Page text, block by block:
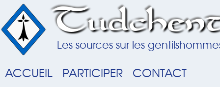
Les sources sur les
ACCUEIL PARTICIPER CONTACT